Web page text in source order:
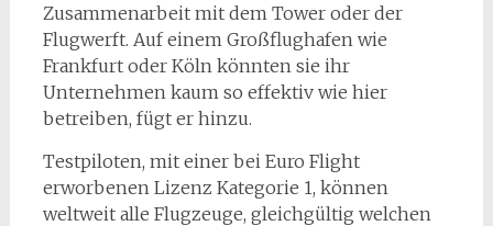
Zusammenarbeit mit dem Tower oder der
Flugwerft. Auf einem Großflughafen wie
Frankfurt oder Köln könnten sie ihr
Unternehmen kaum so effektiv wie hier
betreiben, fügt er hinzu.
Testpiloten, mit einer bei Euro Flight
erworbenen Lizenz Kategorie 1, können
weltweit alle Flugzeuge, gleichgültig welchen